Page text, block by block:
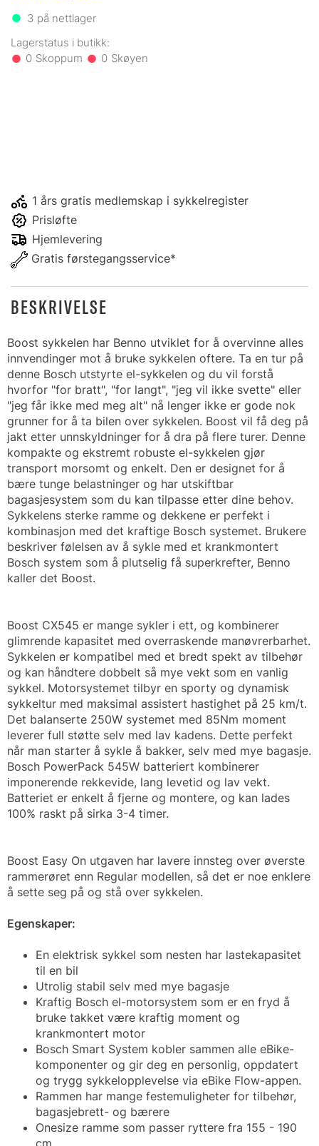
3 på nettlager
0 0
1 års gratis medlemskap i sykkelregister
Prisløfte
Hjemlevering
Gratis førstegangsservice*
BESKRIVELSE
Boost sykkelen har Benno utviklet for å overvinne alles
innvendinger mot å bruke sykkelen oftere. Ta en tur på
denne Bosch utstyrte el-sykkelen og du vil forstå
hvorfor "for bratt", "for langt", "jeg vil ikke svette" eller
"jeg får ikke med meg alt" nå lenger ikke er gode nok
grunner for å ta bilen over sykkelen. Boost vil få deg på
jakt etter unnskyldninger for å dra på flere turer. Denne
kompakte og ekstremt robuste el-sykkelen gjør
transport morsomt og enkelt. Den er designet for å
bære tunge belastninger og har utskiftbar
bagasjesystem som du kan tilpasse etter dine behov.
Sykkelens sterke ramme og dekkene er perfekt i
kombinasjon med det kraftige Bosch systemet. Brukere
beskriver følelsen av å sykle med et krankmontert
Bosch system som å plutselig få superkrefter, Benno
kaller det Boost.
Boost CX545 er mange sykler i ett, og kombinerer
glimrende kapasitet med overraskende manøvrerbarhet.
Sykkelen er kompatibel med et bredt spekt av tilbehør
og kan håndtere dobbelt så mye vekt som en vanlig
sykkel. Motorsystemet tilbyr en sporty og dynamisk
sykkeltur med maksimal assistert hastighet på 25 km/t.
Det balanserte 250W systemet med 85Nm moment
leverer full støtte selv med lav kadens. Dette perfekt
når man starter å sykle å bakker, selv med mye bagasje.
Bosch PowerPack 545W batteriert kombinerer
imponerende rekkevide, lang levetid og lav vekt.
Batteriet er enkelt å fjerne og montere, og kan lades
100% raskt på sirka 3-4 timer.
Boost Easy On utgaven har lavere innsteg over øverste
rammerøret enn Regular modellen, så det er noe enklere
å sette seg på og stå over sykkelen.
Egenskaper:
En elektrisk sykkel som nesten har lastekapasitet
til en bil
Utrolig stabil selv med mye bagasje
Kraftig Bosch el-motorsystem som er en fryd å
bruke takket være kraftig moment og
krankmontert motor
Bosch Smart System kobler sammen alle eBike-
komponenter og gir deg en personlig, oppdatert
og trygg sykkelopplevelse via eBike Flow-appen.
Rammen har mange festemuligheter for tilbehør,
bagasjebrett- og bærere
Onesize ramme som passer ryttere fra 155 - 190
cm